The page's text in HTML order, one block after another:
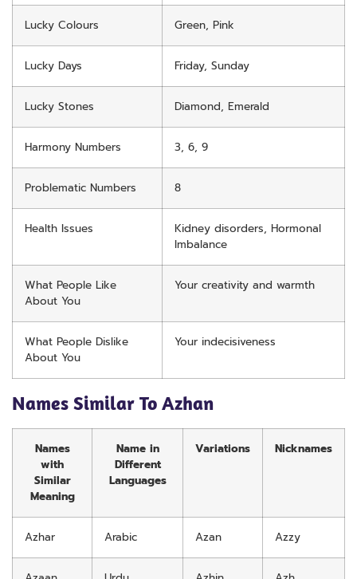
Lucky Colours Green, Pink
Lucky Days Friday, Sunday
Lucky Stones Diamond, Emerald
Harmony Numbers 3, 6, 9
Problematic Numbers 8
Health Issues
Kidney disorders, Hormonal
Imbalance
What People Like
About You
Your creativity and warmth
What People Dislike
About You
Your indecisiveness
Names Similar To Azhan
Names
with
Similar
Meaning
Name in
Different
Languages
Variations Nicknames
Azhar Arabic Azan Azzy